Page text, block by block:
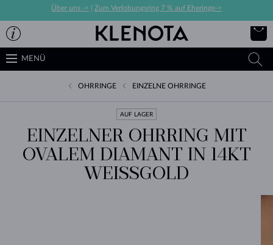
Über uns -> Zum Verlobungsring 7 % auf Eheringe->
MENÜ
OHRRINGE EINZELNE OHRRINGE
AUF LAGER
EINZELNER OHRRING MIT
OVALEM DIAMANT IN 14KT
WEISSGOLD